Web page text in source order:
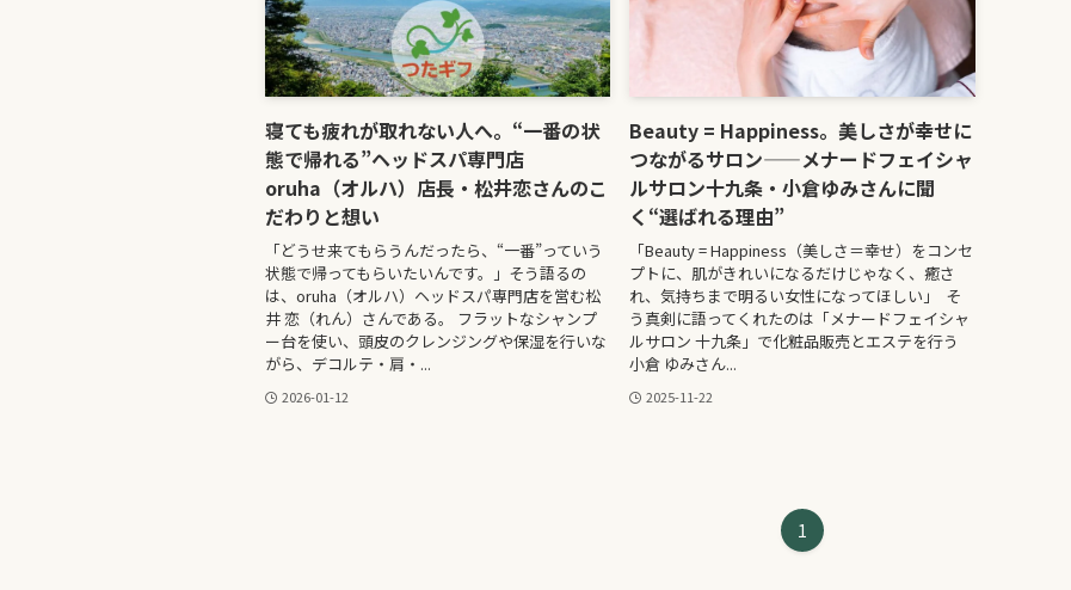
寝ても疲れが取れない人へ。“一番の状
態で帰れる”ヘッドスパ専門店
oruha（オルハ）店長・松井恋さんのこ
だわりと想い
「どうせ来てもらうんだったら、“一番”っていう
状態で帰ってもらいたいんです。」そう語るの
は、oruha（オルハ）ヘッドスパ専門店を営む松
井 恋（れん）さんである。 フラットなシャンプ
ー台を使い、頭皮のクレンジングや保湿を行いな
がら、デコルテ・肩・...
2026-01-12
Beauty = Happiness。美しさが幸せに
つながるサロン——メナードフェイシャ
ルサロン十九条・小倉ゆみさんに聞
く“選ばれる理由”
「Beauty = Happiness（美しさ＝幸せ）をコンセ
プトに、肌がきれいになるだけじゃなく、癒さ
れ、気持ちまで明るい女性になってほしい」 そ
う真剣に語ってくれたのは「メナードフェイシャ
ルサロン 十九条」で化粧品販売とエステを行う
小倉 ゆみさん...
2025-11-22
1